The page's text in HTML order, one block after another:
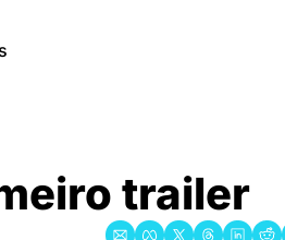
trailer